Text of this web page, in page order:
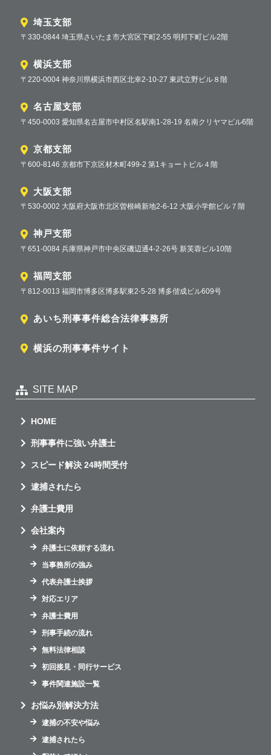
埼玉支部
〒330-0844 埼玉県さいたま市大宮区下町2-55 明邦下町ビル2階
横浜支部
〒220-0004 神奈川県横浜市西区北幸2-10-27 東武立野ビル８階
名古屋支部
〒450-0003 愛知県名古屋市中村区名駅南1-28-19 名南クリヤマビル6階
京都支部
〒600-8146 京都市下京区材木町499-2 第1キョートビル４階
大阪支部
〒530-0002 大阪府大阪市北区曽根崎新地2-6-12 大阪小学館ビル７階
神戸支部
〒651-0084 兵庫県神戸市中央区磯辺通4-2-26号 新芙蓉ビル10階
福岡支部
〒812-0013 福岡市博多区博多駅東2-5-28 博多偕成ビル609号
あいち刑事事件総合法律事務所
横浜の刑事事件サイト
SITE MAP
HOME
刑事事件に強い弁護士
スピード解決 24時間受付
逮捕されたら
弁護士費用
会社案内
弁護士に依頼する流れ
当事務所の強み
代表弁護士挨拶
対応エリア
弁護士費用
刑事手続の流れ
無料法律相談
初回接見・同行サービス
事件関連施設一覧
お悩み別解決方法
逮捕の不安や悩み
逮捕されたら